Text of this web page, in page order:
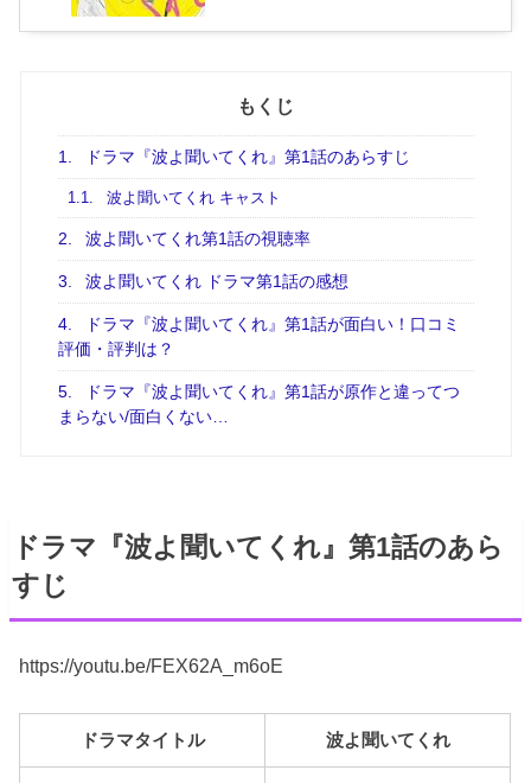
もくじ
1. ドラマ『波よ聞いてくれ』第1話のあらすじ
1.1. 波よ聞いてくれ キャスト
2. 波よ聞いてくれ第1話の視聴率
3. 波よ聞いてくれ ドラマ第1話の感想
4.
ドラマ『波よ聞いてくれ』第1話が面白い！口コミ
評価・評判は？
5.
ドラマ『波よ聞いてくれ』第1話が原作と違ってつ
まらない/面白くない…
ドラマ『波よ聞いてくれ』第1話のあら
すじ
https://youtu.be/FEX62A_m6oE
ドラマタイトル 波よ聞いてくれ